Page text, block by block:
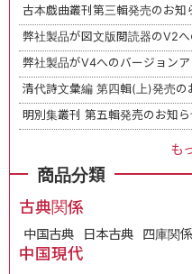
古本戯曲叢刊第三輯発売のお知
弊社製品が図文版閲読器のV2
弊社製品がV4へのバージョン
清代詩文彙編 第四輯(上)発売の
明別集叢刊 第五輯発売のお知ら
も
商品分類
古典関係
中国古典 日本古典 四庫関係
中国現代